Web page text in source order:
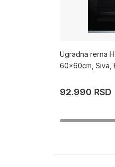
Ugradna rerna
60x60cm, Siva,
92.990 RSD